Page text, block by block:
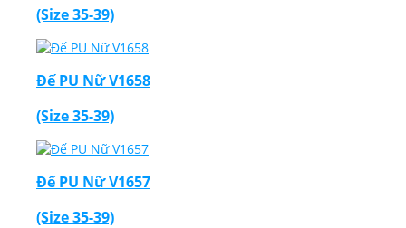
(Size 35-39)
Đế PU Nữ V1658
(Size 35-39)
Đế PU Nữ V1657
(Size 35-39)